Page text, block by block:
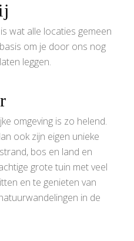
wat alle locaties gemeen
om je door ons nog
leggen.
omgeving is zo helend.
ook zijn eigen unieke
bos en land en
grote tuin met veel
en te genieten van
in de